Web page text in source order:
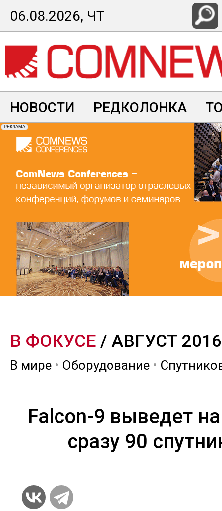
Перейти
к
основному
содержанию
06.08.2026, ЧТ
НОВОСТИ РЕДКОЛОНКА
В ФОКУСЕ / АВГУСТ 2016
В мире • Оборудование •
Falcon-9 выведет
сразу 90